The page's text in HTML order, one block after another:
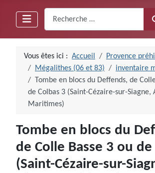
Vous êtes ici : Accueil
Provence
Mégalithes (06 et 83)
inventaire
Tombe en blocs du Deffends, de
de Colbas 3 (Saint-Cézaire-sur-Siagne,
Maritimes)
Tombe en blocs du
de Colle Basse 3 ou de
(Saint-Cézaire-sur-